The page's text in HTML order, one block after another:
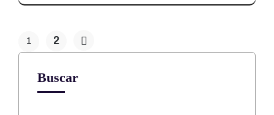
1 2
Buscar